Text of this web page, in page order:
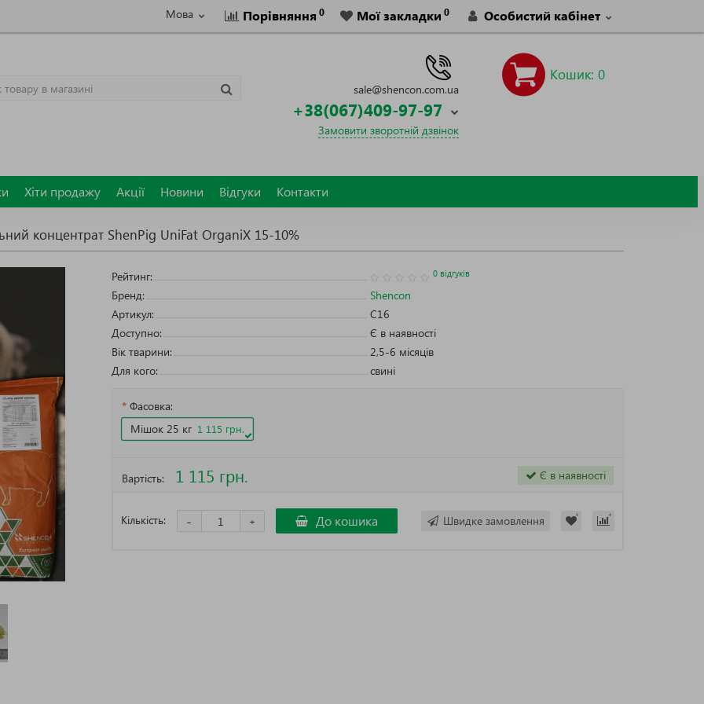
Мова Порівняння 0 Мої закладки 0 Особистий кабінет
sale@shencon.com.ua
+38(067)409-97-97
Замовити зворотній дзвінок
Кошик: 0
Хіти продажу Акції Новини Відгуки Контакти
концентрат ShenPig UniFat OrganiХ 15-10%
Рейтинг: 0 відгуків
Бренд:
Shencon
Артикул:
C16
Доступно:
Є в наявності
Вік тварини:
2,5-6 місяців
Для кого:
свині
Фасовка:
Мішок 25 кг 1 115 грн.
Вартість: 1 115 грн. Є в наявності
Кількість: +
- До кошика Швидке замовлення